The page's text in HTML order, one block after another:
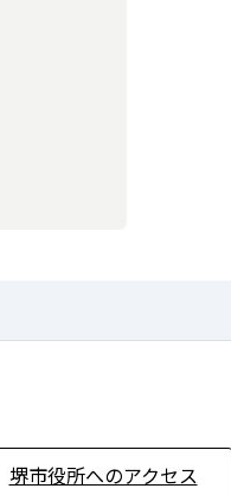
堺市役所へのアクセス